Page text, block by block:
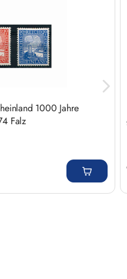
1000 Jahre
Falz